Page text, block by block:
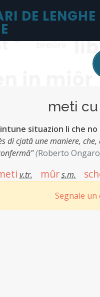
DE LENGHE
meti
situazion li che no
di cjatâ une maniere,
(Roberto Ongaro
v.tr. mûrs.m.
Segnale